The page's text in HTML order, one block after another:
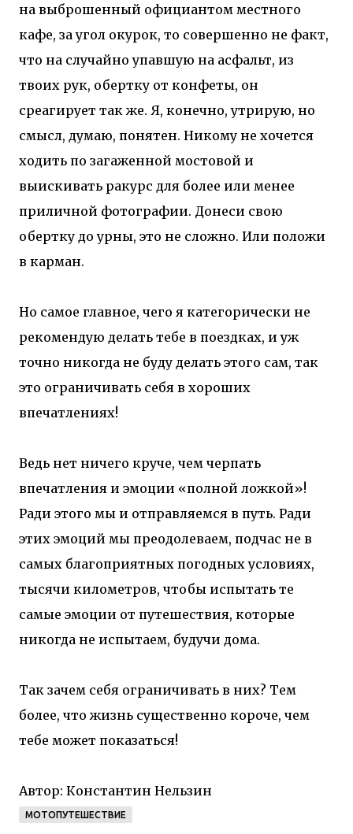
на выброшенный официантом местного
кафе, за угол окурок, то совершенно не факт,
что на случайно упавшую на асфальт, из
твоих рук, обертку от конфеты, он
среагирует так же. Я, конечно, утрирую, но
смысл, думаю, понятен. Никому не хочется
ходить по загаженной мостовой и
выискивать ракурс для более или менее
приличной фотографии. Донеси свою
обертку до урны, это не сложно. Или положи
в карман.
Но самое главное, чего я категорически не
рекомендую делать тебе в поездках, и уж
точно никогда не буду делать этого сам, так
это ограничивать себя в хороших
впечатлениях!
Ведь нет ничего круче, чем черпать
впечатления и эмоции «полной ложкой»!
Ради этого мы и отправляемся в путь. Ради
этих эмоций мы преодолеваем, подчас не в
самых благоприятных погодных условиях,
тысячи километров, чтобы испытать те
самые эмоции от путешествия, которые
никогда не испытаем, будучи дома.
Так зачем себя ограничивать в них? Тем
более, что жизнь существенно короче, чем
тебе может показаться!
Автор: Константин Нельзин
МОТОПУТЕШЕСТВИЕ